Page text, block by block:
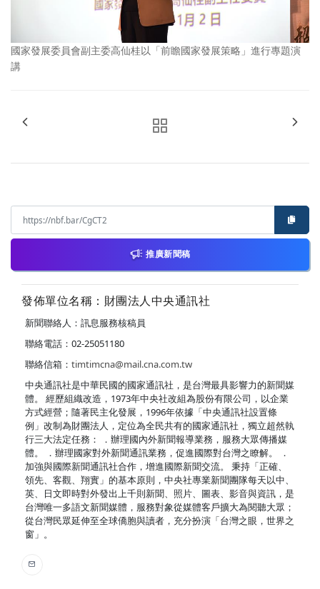
國家發展委員會副主委高仙桂以「前瞻國家發展策略」進行專題演
講
推廣新聞稿
發佈單位名稱：財團法人中央通訊社
新聞聯絡人：訊息服務核稿員
聯絡電話：02-25051180
聯絡信箱： timtimcna@mail.cna.com.tw
中央通訊社是中華民國的國家通訊社，是台灣最具影響力的新聞媒
體。 經歷組織改造，1973年中央社改組為股份有限公司，以企業
方式經營；隨著民主化發展，1996年依據「中央通訊社設置條
例」改制為財團法人，定位為全民共有的國家通訊社，獨立超然執
行三大法定任務： ．辦理國內外新聞報導業務，服務大眾傳播媒
體。 ．辦理國家對外新聞通訊業務，促進國際對台灣之瞭解。 ．
加強與國際新聞通訊社合作，增進國際新聞交流。 秉持「正確、
領先、客觀、翔實」的基本原則，中央社專業新聞團隊每天以中、
英、日文即時對外發出上千則新聞、照片、圖表、影音與資訊，是
台灣唯一多語文新聞媒體，服務對象從媒體客戶擴大為閱聽大眾；
從台灣民眾延伸至全球僑胞與讀者，充分扮演「台灣之眼，世界之
窗」。